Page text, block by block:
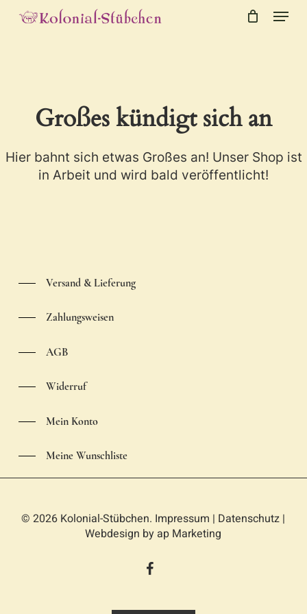
Menu
Großes kündigt sich an
Hier bahnt sich etwas Großes an! Unser Shop ist
in Arbeit und wird bald veröffentlicht!
Versand & Lieferung
Zahlungsweisen
AGB
Widerruf
Mein Konto
Meine Wunschliste
© 2026 Kolonial-Stübchen. Impressum | Datenschutz |
Webdesign by ap Marketing
facebook